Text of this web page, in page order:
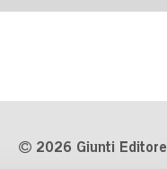
2026 Giunti Editore